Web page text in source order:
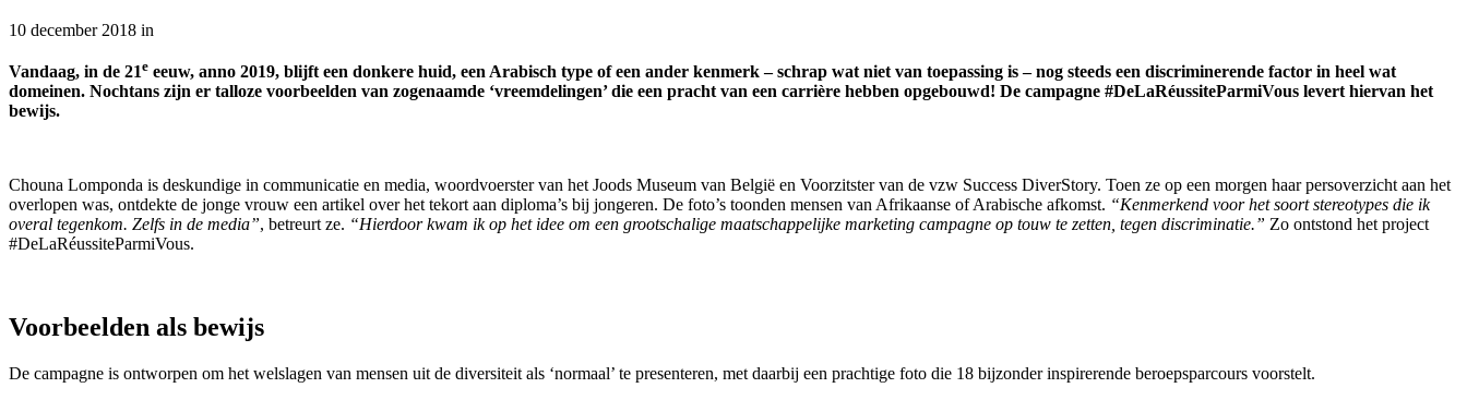
10 december 2018 in
Vandaag, in de 21e eeuw, anno 2019, blijft een donkere huid, een Arabisch type of een ander kenmerk – schrap wat niet van toepassing is – nog steeds een discriminerende factor in heel wat
domeinen. Nochtans zijn er talloze voorbeelden van zogenaamde ‘vreemdelingen’ die een pracht van een carrière hebben opgebouwd! De campagne #DeLaRéussiteParmiVous levert hiervan het
bewijs.
Chouna Lomponda is deskundige in communicatie en media, woordvoerster van het Joods Museum van België en Voorzitster van de vzw Success DiverStory. Toen ze op een morgen haar persoverzicht aan het
overlopen was, ontdekte de jonge vrouw een artikel over het tekort aan diploma’s bij jongeren. De foto’s toonden mensen van Afrikaanse of Arabische afkomst. “Kenmerkend voor het soort stereotypes die ik
overal tegenkom. Zelfs in de media”, betreurt ze. “Hierdoor kwam ik op het idee om een grootschalige maatschappelijke marketing campagne op touw te zetten, tegen discriminatie.” Zo ontstond het project
#DeLaRéussiteParmiVous.
Voorbeelden als bewijs
De campagne is ontworpen om het welslagen van mensen uit de diversiteit als ‘normaal’ te presenteren, met daarbij een prachtige foto die 18 bijzonder inspirerende beroepsparcours voorstelt.